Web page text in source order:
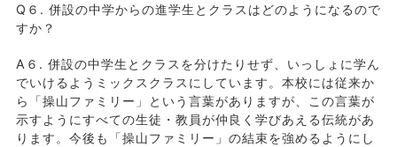
Q６. 併設の中学からの進学生とクラスはどのようになるので
すか？
A６. 併設の中学生とクラスを分けたりせず、いっしょに学ん
でいけるようミックスクラスにしています。本校には従来か
ら「操山ファミリー」という言葉がありますが、この言葉が
示すようにすべての生徒・教員が仲良く学びあえる伝統があ
ります。今後も「操山ファミリー」の結束を強めるようにし